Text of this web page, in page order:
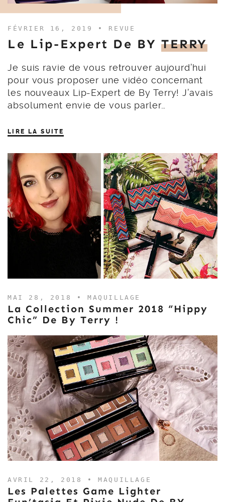
FÉVRIER 16, 2019 • REVUE
Le Lip-Expert De BY TERRY
Je suis ravie de vous retrouver aujourd’hui
pour vous proposer une vidéo concernant
les nouveaux Lip-Expert de By Terry! J’avais
absolument envie de vous parler…
LIRE LA SUITE
MAI 28, 2018 • MAQUILLAGE
La Collection Summer 2018 “Hippy
Chic” De By Terry !
AVRIL 22, 2018 •MAQUILLAGE
Les Palettes Game Lighter